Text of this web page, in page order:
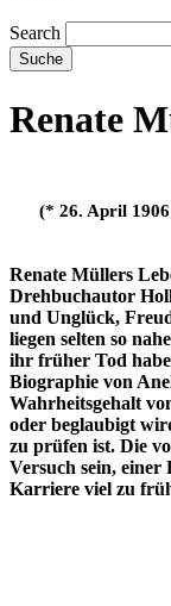
Search
Renate
(* 26. April
Renate Müllers
Drehbuchautor
und Unglück,
liegen selten so
ihr früher Tod
Biographie von
Wahrheitsgehalt
oder beglaubigt
zu prüfen ist. Die
Versuch sein, einer
Karriere viel zu